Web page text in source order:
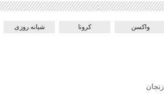
واکسن کرونا شبانه روزی